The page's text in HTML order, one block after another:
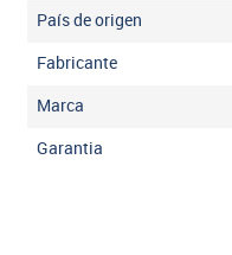
País de origen
Fabricante
Marca
Garantia